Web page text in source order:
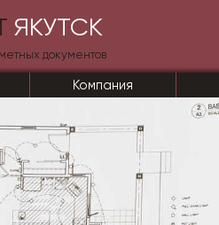
ЯКУТСК
документов
Компания